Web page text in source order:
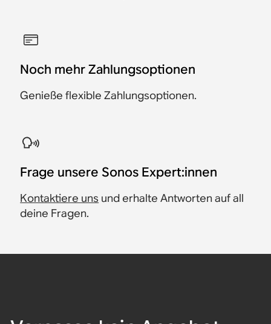
Noch mehr Zahlungsoptionen
Genieße flexible Zahlungsoptionen.
​Frage unsere Sonos Expert:innen
Kontaktiere uns und erhalte Antworten auf all
deine Fragen.